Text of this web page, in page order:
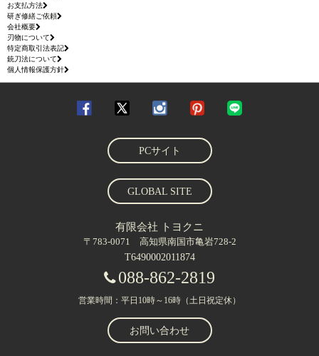
お支払方法
研ぎ修繕ご依頼
会社概要
刃物について
特定商取引法表記
銃刀法について
個人情報保護方針
PCサイト
GLOBAL SITE
有限会社 トヨクニ
〒783-0071 高知県南国市亀岩728-2
T6490002011874
088-862-2819
営業時間：平日10時～16時（土日祝定休）
お問い合わせ